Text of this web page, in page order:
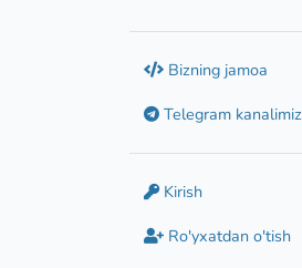
Bizning jamoa
Telegram kanalimiz
Kirish
Ro'yxatdan o'tish